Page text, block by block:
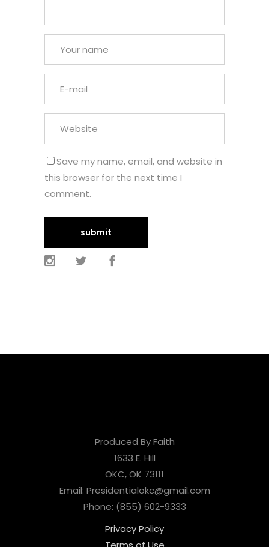
Save my name, email, and website in
this browser for the next time I
comment.
Produced By Faith
1633 E. Hill
OKC, OK 73111
Email: Presidentialokc@gmail.com
Phone: (855) 602-9333
Privacy Policy